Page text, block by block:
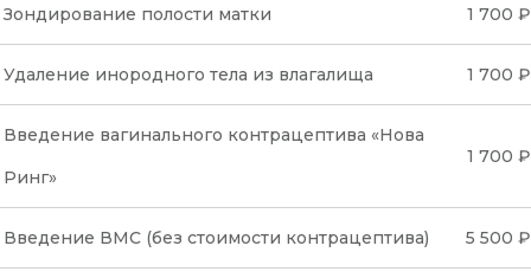
Зондирование полости матки 1 700 ₽
Удаление инородного тела из влагалища 1 700 ₽
Введение вагинального контрацептива «Нова
Ринг»
1 700 ₽
Введение ВМС (без стоимости контрацептива) 5 500 ₽